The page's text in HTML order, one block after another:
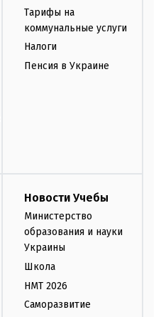
Тарифы на
коммунальные услуги
Налоги
Пенсия в Украине
Новости Учебы
Министерство
образования и науки
Украины
Школа
НМТ 2026
Саморазвитие